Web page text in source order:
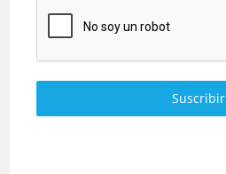
Suscribir